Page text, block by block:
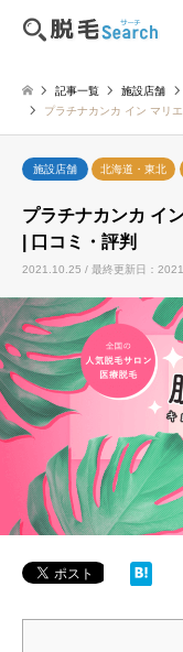
記事一覧 施設店舗
プラチナカンカ イン マリ
施設店舗 北海道・東北
プラチナカンカ イ
| 口コミ・評判
2021.10.25 / 最終更新日：